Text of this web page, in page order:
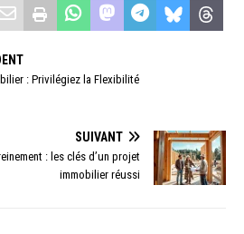
: Privilégiez la Flexibilité
SUIVANT
: les clés d’un projet
immobilier réussi